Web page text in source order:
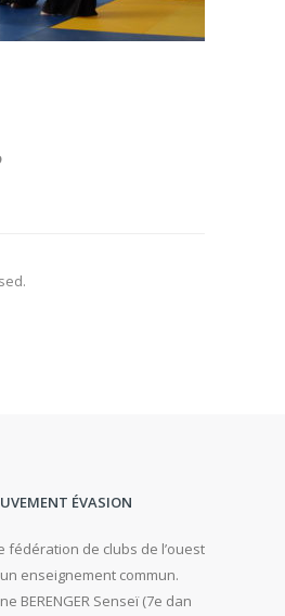
ÉVASION
fédération de clubs de l’ouest
enseignement commun.
BERENGER Senseï (7e dan